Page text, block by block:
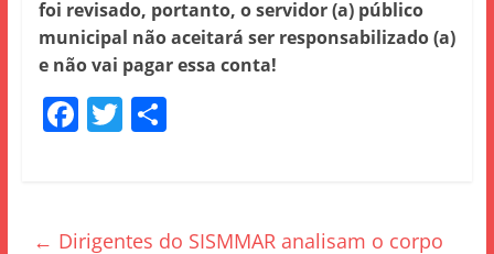
foi revisado, portanto, o servidor (a) público
municipal não aceitará ser responsabilizado (a)
e não vai pagar essa conta!
F T S
← Dirigentes do SISMMAR analisam o corpo